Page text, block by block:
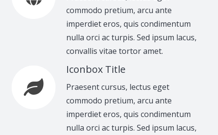
commodo pretium, arcu ante
imperdiet eros, quis condimentum
nulla orci ac turpis. Sed ipsum lacus,
convallis vitae tortor amet.
Iconbox Title
Praesent cursus, lectus eget
commodo pretium, arcu ante
imperdiet eros, quis condimentum
nulla orci ac turpis. Sed ipsum lacus,